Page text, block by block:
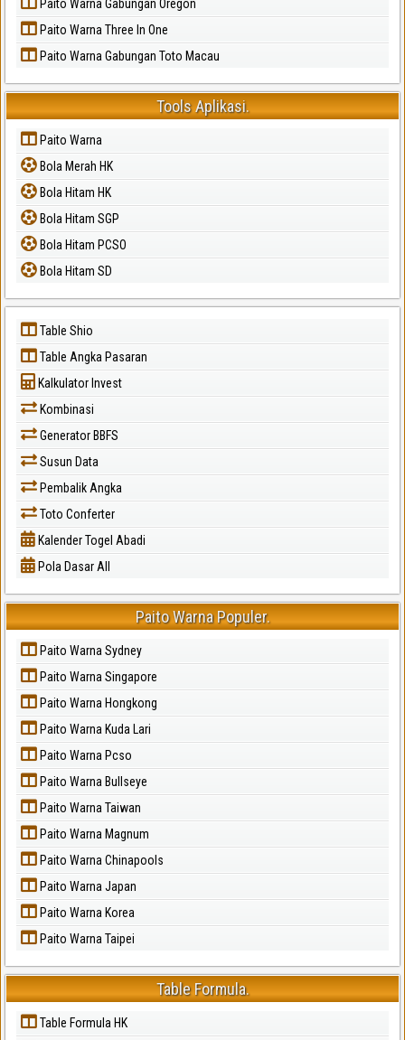
Paito Warna Gabungan Oregon
Paito Warna Three In One
Paito Warna Gabungan Toto Macau
Tools Aplikasi.
Paito Warna
Bola Merah HK
Bola Hitam HK
Bola Hitam SGP
Bola Hitam PCSO
Bola Hitam SD
Table Shio
Table Angka Pasaran
Kalkulator Invest
Kombinasi
Generator BBFS
Susun Data
Pembalik Angka
Toto Conferter
Kalender Togel Abadi
Pola Dasar All
Paito Warna Populer.
Paito Warna Sydney
Paito Warna Singapore
Paito Warna Hongkong
Paito Warna Kuda Lari
Paito Warna Pcso
Paito Warna Bullseye
Paito Warna Taiwan
Paito Warna Magnum
Paito Warna Chinapools
Paito Warna Japan
Paito Warna Korea
Paito Warna Taipei
Table Formula.
Table Formula HK